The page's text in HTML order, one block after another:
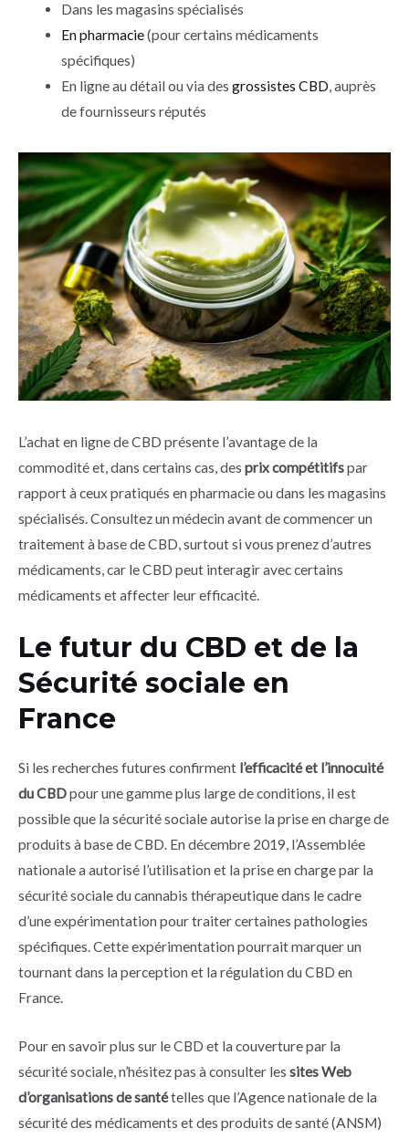
Dans les magasins spécialisés
En pharmacie(pour certains médicaments
spécifiques)
En ligne au détail ou via des grossistes CBD , auprès
de fournisseurs réputés
L’achat en ligne de CBD présente l’avantage de la
commodité et, dans certains cas, des prix compétitifspar
rapport à ceux pratiqués en pharmacie ou dans les magasins
spécialisés. Consultez un médecin avant de commencer un
traitement à base de CBD, surtout si vous prenez d’autres
médicaments, car le CBD peut interagir avec certains
médicaments et affecter leur efficacité.
Le futur du CBD et de la
Sécurité sociale en
France
Si les recherches futures confirment l’efficacité et l’innocuité
du CBDpour une gamme plus large de conditions, il est
possible que la sécurité sociale autorise la prise en charge de
produits à base de CBD. En décembre 2019, l’Assemblée
nationale a autorisé l’utilisation et la prise en charge par la
sécurité sociale du cannabis thérapeutique dans le cadre
d’une expérimentation pour traiter certaines pathologies
spécifiques. Cette expérimentation pourrait marquer un
tournant dans la perception et la régulation du CBD en
France.
Pour en savoir plus sur le CBD et la couverture par la
sécurité sociale, n’hésitez pas à consulter les sites Web
d’organisations de santételles que l’Agence nationale de la
sécurité des médicaments et des produits de santé (ANSM)